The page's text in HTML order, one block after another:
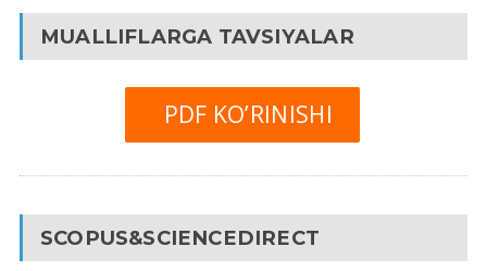
MUALLIFLARGA TAVSIYALAR
PDF KO’RINISHI
SCOPUS&SCIENCEDIRECT